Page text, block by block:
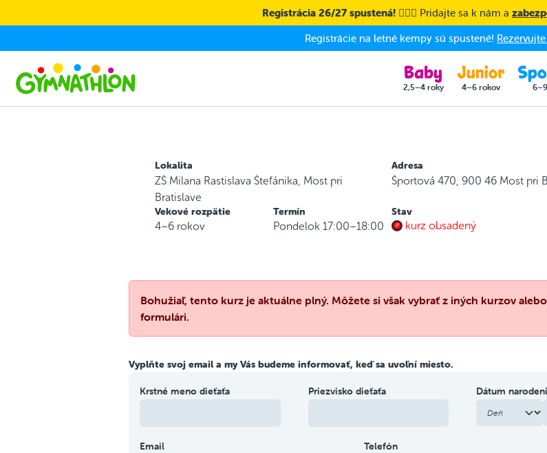
Registrácia 26/27 spustená! 🤸🏼‍♀️ Pridajte sa k nám a
Registrácie na letné kempy sú spustené!
2,5–4 roky 4–6 rokov
Lokalita
ZŠ Milana Rastislava Štefánika, Most pri
Bratislave
Adresa
Športová 470, 900 46 Most pri
Vekové rozpätie
4–6 rokov
Termín
Pondelok 17:00–18:00
Stav
kurz obsadený
Bohužiaľ, tento kurz je aktuálne plný. Môžete si však vybrať z iných kurzov
formulári.
Vyplňte svoj email a my Vás budeme informovať, keď sa uvoľní miesto.
Krstné meno dieťaťa Priezvisko dieťaťa Dátum
Email Telefón